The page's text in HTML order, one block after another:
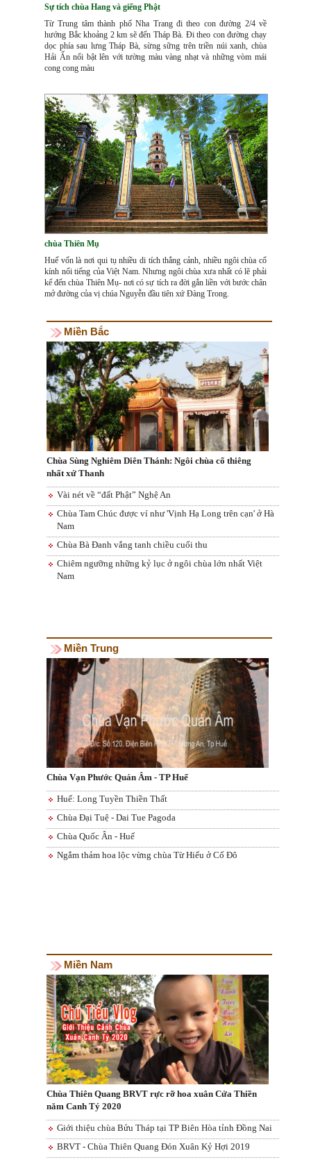
Sự tích chùa Hang và giếng Phật
Từ Trung tâm thành phố Nha Trang đi theo con đường 2/4 về
hướng Bắc khoảng 2 km sẽ đến Tháp Bà. Đi theo con đường chạy
dọc phía sau lưng Tháp Bà, sừng sững trên triền núi xanh, chùa
Hải Ấn nổi bật lên với tường màu vàng nhạt và những vòm mái
cong cong màu
chùa Thiên Mụ
Huế vốn là nơi qui tụ nhiều di tích thắng cảnh, nhiều ngôi chùa cổ
kính nổi tiếng của Việt Nam. Nhưng ngôi chùa xưa nhất có lẽ phải
kể đến chùa Thiên Mụ- nơi có sự tích ra đời gắn liền với bước chân
mở đường của vị chúa Nguyễn đầu tiên xứ Đàng Trong.
Miền Bắc
Chùa Sùng Nghiêm Diên Thánh: Ngôi chùa cổ thiêng
nhất xứ Thanh
Vài nét về “đất Phật” Nghệ An
Chùa Tam Chúc được ví như 'Vịnh Hạ Long trên cạn' ở Hà
Nam
Chùa Bà Đanh vắng tanh chiều cuối thu
Chiêm ngưỡng những kỷ lục ở ngôi chùa lớn nhất Việt
Nam
Miền Trung
Chùa Vạn Phước Quán Âm - TP Huế
Huế: Long Tuyền Thiền Thất
Chùa Đại Tuệ - Dai Tue Pagoda
Chùa Quốc Ân - Huế
Ngắm thảm hoa lộc vừng chùa Từ Hiếu ở Cố Đô
Miền Nam
Chùa Thiên Quang BRVT rực rỡ hoa xuân Cửa Thiền
năm Canh Tý 2020
Giới thiệu chùa Bửu Tháp tại TP Biên Hòa tỉnh Đồng Nai
BRVT - Chùa Thiên Quang Đón Xuân Kỷ Hợi 2019